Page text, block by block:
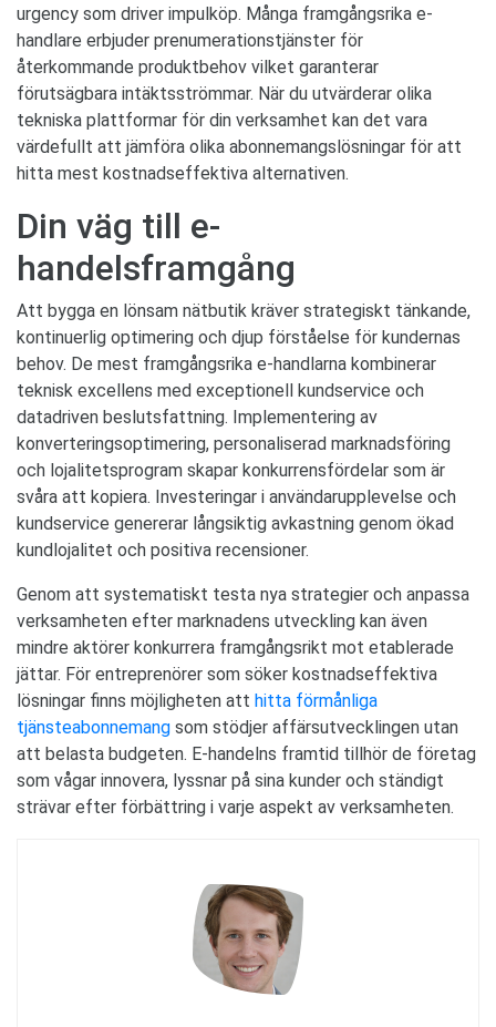
urgency som driver impulköp. Många framgångsrika e-
handlare erbjuder prenumerationstjänster för
återkommande produktbehov vilket garanterar
förutsägbara intäktsströmmar. När du utvärderar olika
tekniska plattformar för din verksamhet kan det vara
värdefullt att jämföra olika abonnemangslösningar för att
hitta mest kostnadseffektiva alternativen.
Din väg till e-
handelsframgång
Att bygga en lönsam nätbutik kräver strategiskt tänkande,
kontinuerlig optimering och djup förståelse för kundernas
behov. De mest framgångsrika e-handlarna kombinerar
teknisk excellens med exceptionell kundservice och
datadriven beslutsfattning. Implementering av
konverteringsoptimering, personaliserad marknadsföring
och lojalitetsprogram skapar konkurrensfördelar som är
svåra att kopiera. Investeringar i användarupplevelse och
kundservice genererar långsiktig avkastning genom ökad
kundlojalitet och positiva recensioner.
Genom att systematiskt testa nya strategier och anpassa
verksamheten efter marknadens utveckling kan även
mindre aktörer konkurrera framgångsrikt mot etablerade
jättar. För entreprenörer som söker kostnadseffektiva
lösningar finns möjligheten att hitta förmånliga
tjänsteabonnemang som stödjer affärsutvecklingen utan
att belasta budgeten. E-handelns framtid tillhör de företag
som vågar innovera, lyssnar på sina kunder och ständigt
strävar efter förbättring i varje aspekt av verksamheten.